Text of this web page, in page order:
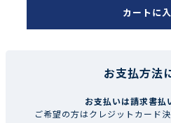
カートに
お支払方法
お支払いは請求書払
ご希望の方はクレジットカード